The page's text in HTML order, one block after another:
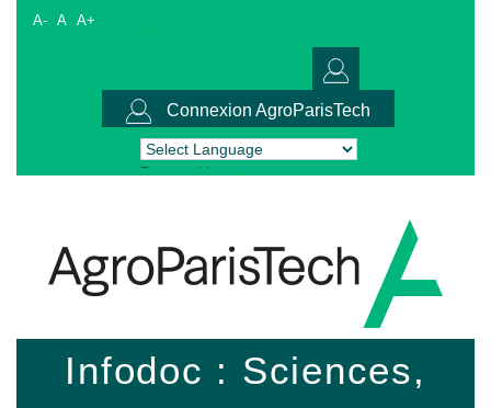
A- A A+
Connexion AgroParisTech
Powered by Translate
Infodoc : Sciences,